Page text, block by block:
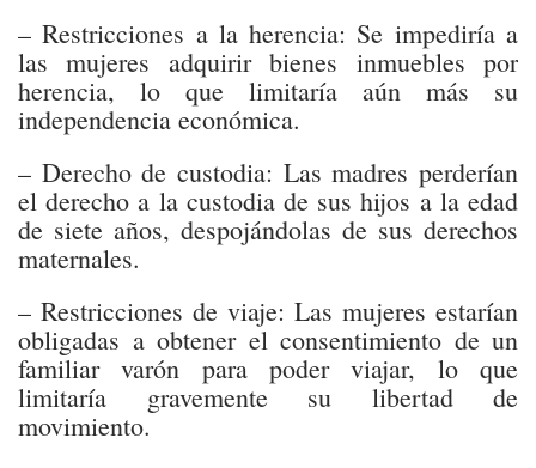
–Restricciones a la herencia: Se impediría a
las mujeres adquirir bienes inmuebles por
herencia, lo que limitaría aún más su
independencia económica.
– Derecho de custodia: Las madres perderían
el derecho a la custodia de sus hijos a la edad
de siete años, despojándolas de sus derechos
maternales.
– Restricciones de viaje: Las mujeres estarían
obligadas a obtener el consentimiento de un
familiar varón para poder viajar, lo que
limitaría gravemente su libertad de
movimiento.